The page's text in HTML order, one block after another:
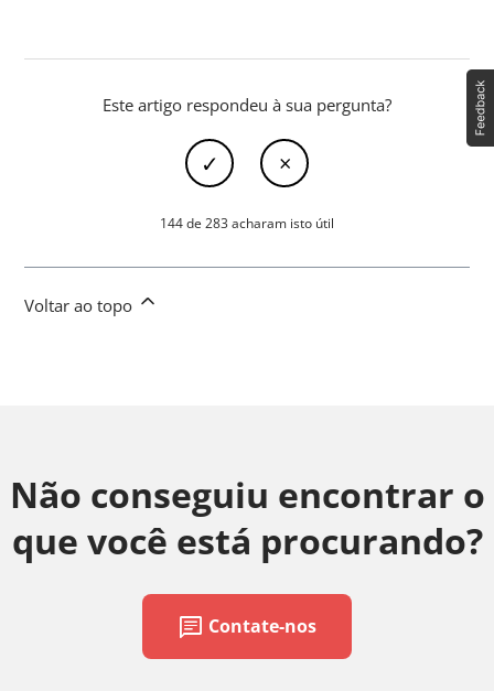
Este artigo respondeu à sua pergunta?
144 de 283 acharam isto útil
Voltar ao topo
Não conseguiu encontrar o
que você está procurando?
chat Contate-nos